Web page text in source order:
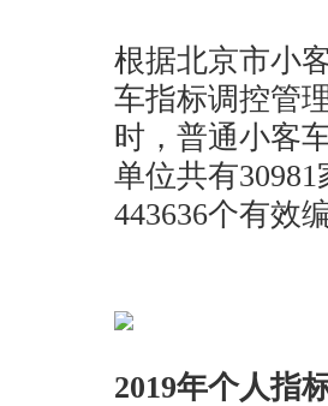
根据北京市小
车指标调控管
时，普通小客
单位共有
443636个有效
2019年个人指